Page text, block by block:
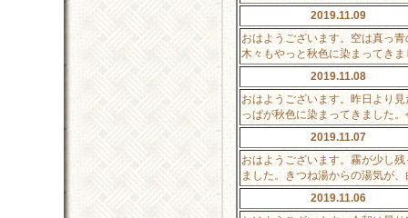
2019.11.09
おはようございます。空は真っ
木々もやっと秋色に染まってき
2019.11.08
おはようございます。昨日より
っぱが秋色に染まってきました
2019.11.07
おはようございます。霧が少し
ました。きつね湯からの湯気が
2019.11.06